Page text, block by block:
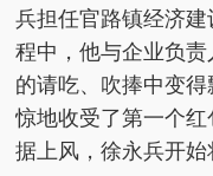
兵担任官路镇经济
程中，他与企业负
的请吃、吹捧中变
惊地收受了第一个
据上风，徐永兵开始